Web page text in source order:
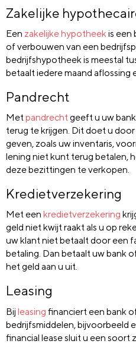
Zakelijke
Een zakelijke hypotheekis een
of verbouwen van een
bedrijfshypotheek is meestal
betaalt iedere maand aflossing
Pandrecht
Metpandrechtgeeft u uw
terug te krijgen. Dit doet u
geven, zoals uw inventaris,
lening niet kunt terug betalen,
deze bezittingen te verkopen.
Kredietverzekering
Met een kredietverzekering
geld niet kwijt raakt als u op
uw klant niet betaalt door een
betaling. Dan betaalt uw bank
het geld aan u uit.
Leasing
Bij leasing financiert een bank
bedrijfsmiddelen, bijvoorbeeld
financial lease sluit u een soort